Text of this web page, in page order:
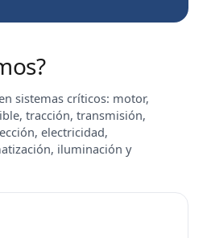
sistemas críticos: motor,
tracción, transmisión,
electricidad,
iluminación y